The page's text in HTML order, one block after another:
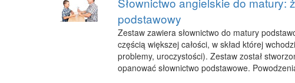
podstawowy
Zestaw zawiera słownictwo do matury
częścią większej całości, w skład której
problemy, uroczystości). Zestaw został
opanować słownictwo podstawowe.